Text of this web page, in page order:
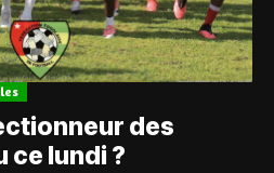
des
ce lundi ?